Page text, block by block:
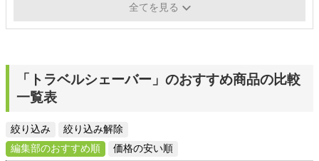
水洗い（刃のみ）
全てを見る
「トラベルシェーバー」のおすすめ商品の比較
一覧表
絞り込み
絞り込み解除
編集部のおすすめ順
価格の安い順